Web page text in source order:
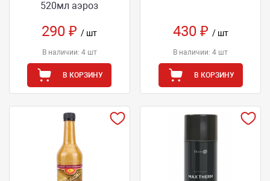
520мл аэроз
290 ₽/ шт
В наличии: 4 шт
В КОРЗИНУ
430 ₽ / шт
В наличии: 4 шт
В КОРЗИНУ